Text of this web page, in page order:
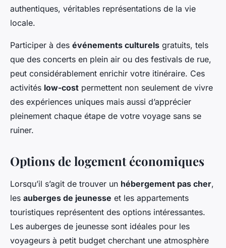
authentiques, véritables représentations de la vie
locale.
Participer à des événements culturels gratuits, tels
que des concerts en plein air ou des festivals de rue,
peut considérablement enrichir votre itinéraire. Ces
activités low-cost permettent non seulement de vivre
des expériences uniques mais aussi d’apprécier
pleinement chaque étape de votre voyage sans se
ruiner.
Options de logement économiques
Lorsqu’il s’agit de trouver un hébergement pas cher,
les auberges de jeunesse et les appartements
touristiques représentent des options intéressantes.
Les auberges de jeunesse sont idéales pour les
voyageurs à petit budget cherchant une atmosphère